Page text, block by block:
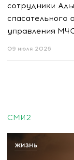
сотрудники
спасательного
управления
09 июля 2026
СМИ2
ЖИЗНЬ